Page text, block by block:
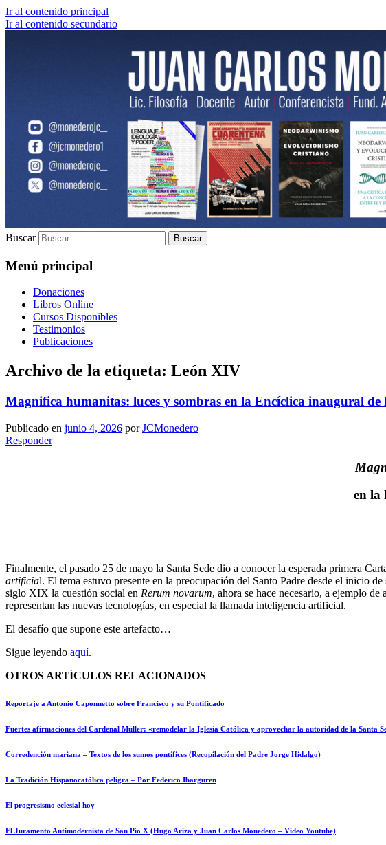
Ir al contenido principal
Ir al contenido secundario
Juan Carlos Monedero
Lic. Filosofía | Docente | Autor | Conferencista | Fund.
Buscar
Menú principal
Donaciones
Libros Online
Cursos Disponibles
Testimonios
Publicaciones
Archivo de la etiqueta: León XIV
Magnifica humanitas: luces y sombras en la Encíclica inaugural
Publicado en junio 4, 2026 porJCMonedero
Responder
en la
Finalmente, el pasado 25 de mayo la Santa Sede dio a conocer la esperada primera
artificial. El tema estuvo presente en la preocupación del Santo Padre desde el inicio
siglo XIX la cuestión social en Rerum novarum, ahora se hace necesario, a ejemplo
representan las nuevas tecnologías, en especial la llamada inteligencia artificial.
El desafío que supone este artefacto…
Sigue leyendo aquí.
OTROS ARTÍCULOS RELACIONADOS
Reportaje a Antonio Caponnetto sobre Francisco y su Pontificado
Fuertes afirmaciones del Cardenal Müller: «remodelar la Iglesia Católica y aprovechar la autoridad de la Santa
Corredención mariana – Textos de los sumos pontífices (Recopilación del Padre Jorge Hidalgo)
La Tradición Hispanocatólica peligra – Por Federico Ibarguren
El progresismo eclesial hoy
El Juramento Antimodernista de San Pío X (Hugo Ariza y Juan Carlos Monedero – Video Youtube)